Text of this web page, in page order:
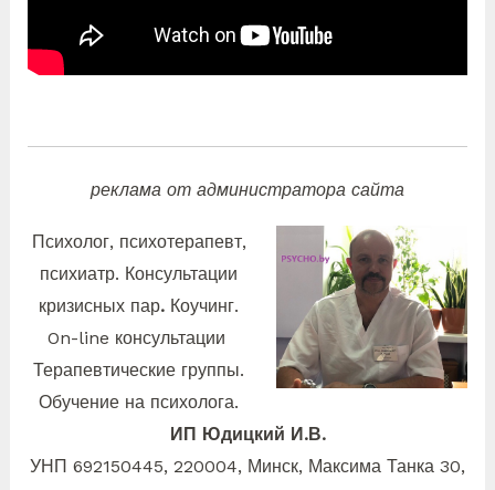
реклама от администратора сайта
Психолог, психотерапевт,
психиатр. Консультации
кризисных пар. Коучинг.
On-line консультации
Терапевтические группы.
Обучение на психолога.
ИП Юдицкий И.В.
УНП 692150445, 220004, Минск, Максима Танка 30,